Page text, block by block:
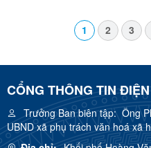
1 2 3
CỔNG THÔNG TIN
Trưởng Ban biên tập:Ông
UBND xã phụ trách văn hoá xã